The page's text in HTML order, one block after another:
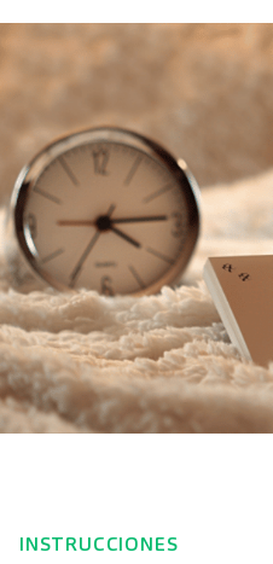
INSTRUCCIONES